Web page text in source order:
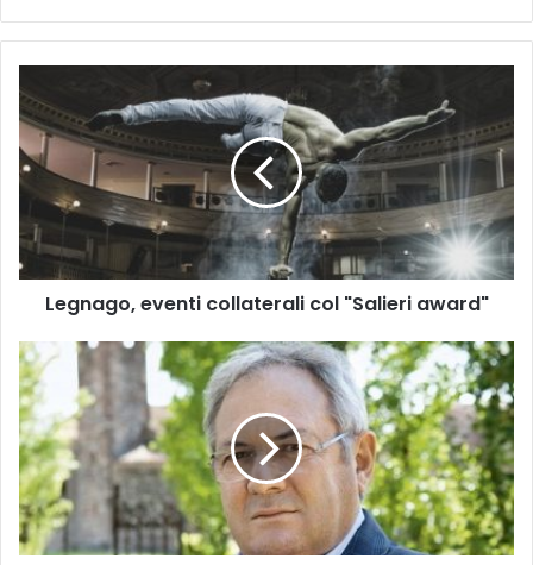
eventi
collaterali
col
"Salieri
award"
Legnago, eventi collaterali col "Salieri award"
Bovolone,
il
Comune
ha
acquistato
una
struttura
per
la